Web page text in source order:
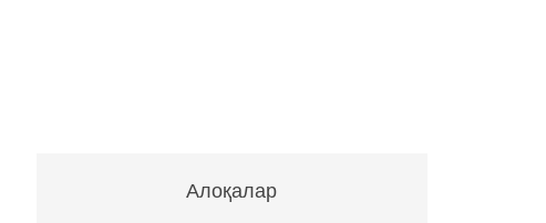
Алоқалар